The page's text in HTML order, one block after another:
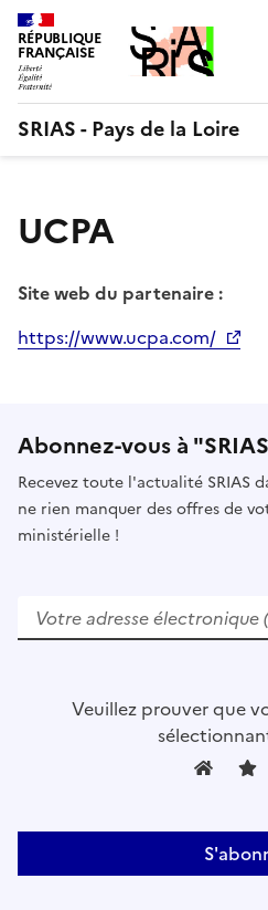
Aller
au
contenu
RÉPUBLIQUE
FRANÇAISE
SRIAS - Pays de la Loire
UCPA
Site web du partenaire :
https://www.ucpa.com/
Abonnez-vous à
Recevez toute l'actualité SRIAS
ne rien manquer des offres de
ministérielle !
u
s
Veuillez prouver que